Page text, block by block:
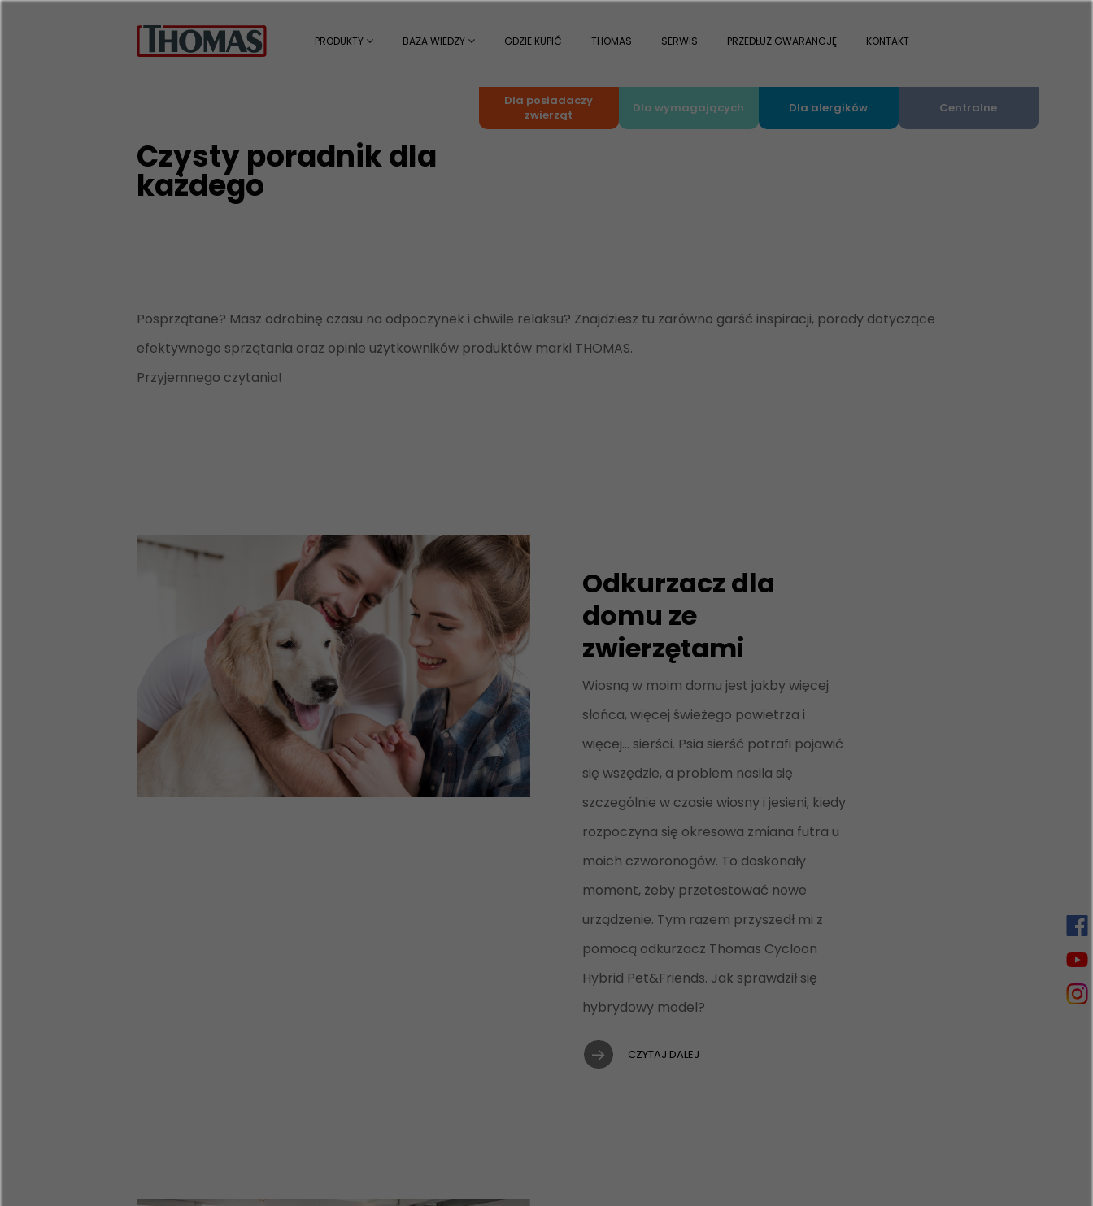
PRODUKTY BAZA WIEDZY GDZIE KUPIĆ THOMAS SERWIS PRZEDŁUŻ GWARANCJĘ KONTAKT
Dla posiadaczy
zwierząt
Dla wymagających Dla alergików Centralne
Czysty poradnik dla
każdego
Posprzątane? Masz odrobinę czasu na odpoczynek i chwile relaksu? Znajdziesz tu zarówno garść inspiracji, porady dotyczące
efektywnego sprzątania oraz opinie użytkowników produktów marki THOMAS.
Przyjemnego czytania!
Odkurzacz dla
domu ze
zwierzętami
Wiosną w moim domu jest jakby więcej
słońca, więcej świeżego powietrza i
więcej... sierści. Psia sierść potrafi pojawić
się wszędzie, a problem nasila się
szczególnie w czasie wiosny i jesieni, kiedy
rozpoczyna się okresowa zmiana futra u
moich czworonogów. To doskonały
moment, żeby przetestować nowe
urządzenie. Tym razem przyszedł mi z
pomocą odkurzacz Thomas Cycloon
Hybrid Pet&Friends. Jak sprawdził się
hybrydowy model?
CZYTAJ DALEJ